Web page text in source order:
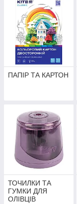
ПАПІР ТА КАРТОН
ТОЧИЛКИ ТА
ГУМКИ ДЛЯ
ОЛІВЦІВ